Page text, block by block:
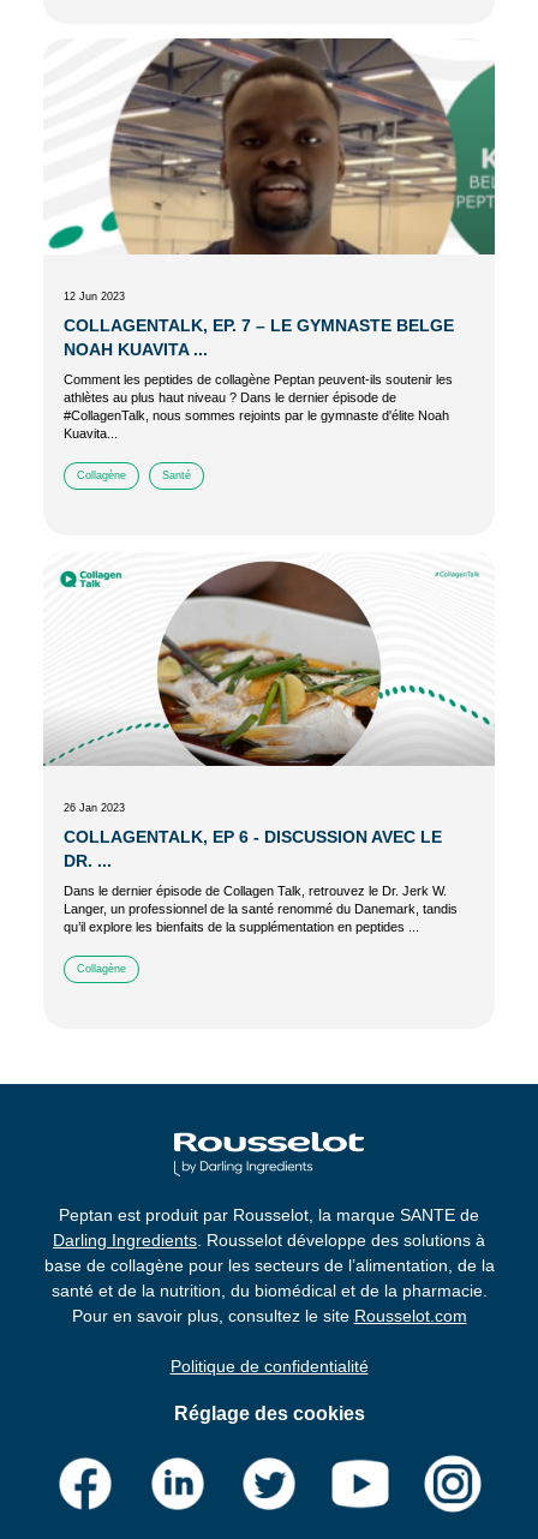
12 Jun 2023
COLLAGENTALK, EP. 7 – LE GYMNASTE BELGE
NOAH KUAVITA ...
Comment les peptides de collagène Peptan peuvent-ils soutenir les
athlètes au plus haut niveau ? Dans le dernier épisode de
#CollagenTalk, nous sommes rejoints par le gymnaste d'élite Noah
Kuavita...
Collagène Santé
26 Jan 2023
COLLAGENTALK, EP 6 - DISCUSSION AVEC LE
DR. ...
Dans le dernier épisode de Collagen Talk, retrouvez le Dr. Jerk W.
Langer, un professionnel de la santé renommé du Danemark, tandis
qu’il explore les bienfaits de la supplémentation en peptides ...
Collagène
Peptan est produit par Rousselot, la marque SANTE de
Darling Ingredients. Rousselot développe des solutions à
base de collagène pour les secteurs de l’alimentation, de la
santé et de la nutrition, du biomédical et de la pharmacie.
Pour en savoir plus, consultez le site Rousselot.com
Politique de confidentialité
Réglage des cookies